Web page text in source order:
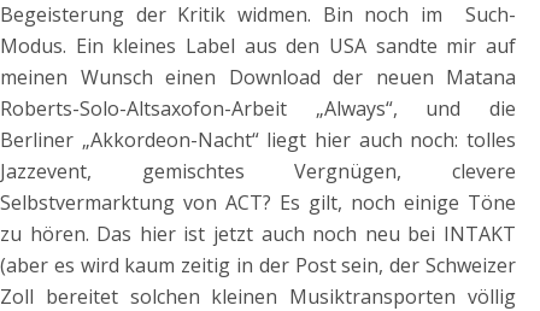
Begeisterung der Kritik widmen. Bin noch im Such-
Modus. Ein kleines Label aus den USA sandte mir auf
meinen Wunsch einen Download der neuen Matana
Roberts-Solo-Altsaxofon-Arbeit „Always“, und die
Berliner „Akkordeon-Nacht“ liegt hier auch noch: tolles
Jazzevent, gemischtes Vergnügen, clevere
Selbstvermarktung von ACT? Es gilt, noch einige Töne
zu hören. Das hier ist jetzt auch noch neu bei INTAKT
(aber es wird kaum zeitig in der Post sein, der Schweizer
Zoll bereitet solchen kleinen Musiktransporten völlig